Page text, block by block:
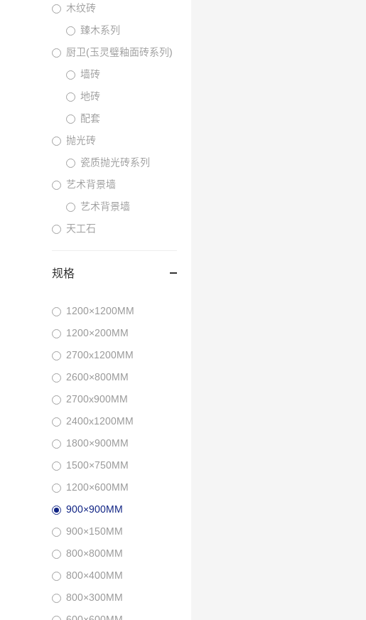
木纹砖
臻木系列
厨卫(玉灵璧釉面砖系列)
墙砖
地砖
配套
抛光砖
瓷质抛光砖系列
艺术背景墙
艺术背景墙
天工石
规格
1200×1200MM
1200×200MM
2700x1200MM
2600×800MM
2700x900MM
2400x1200MM
1800×900MM
1500×750MM
1200×600MM
900×900MM
900×150MM
800×800MM
800×400MM
800×300MM